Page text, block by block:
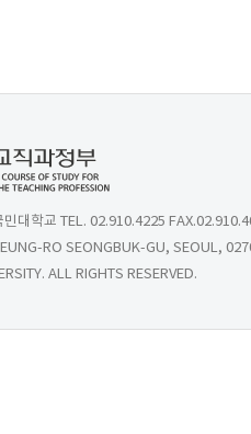
대학교 TEL. 02.910.4225
RO SEONGBUK-GU, SEOUL,
ALL RIGHTS RESERVED.